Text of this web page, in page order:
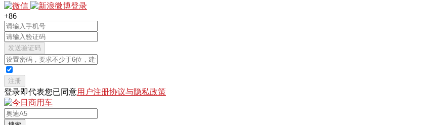
+86
发送验证码
注册
登录即代表您已同意用户注册协议与隐私政策